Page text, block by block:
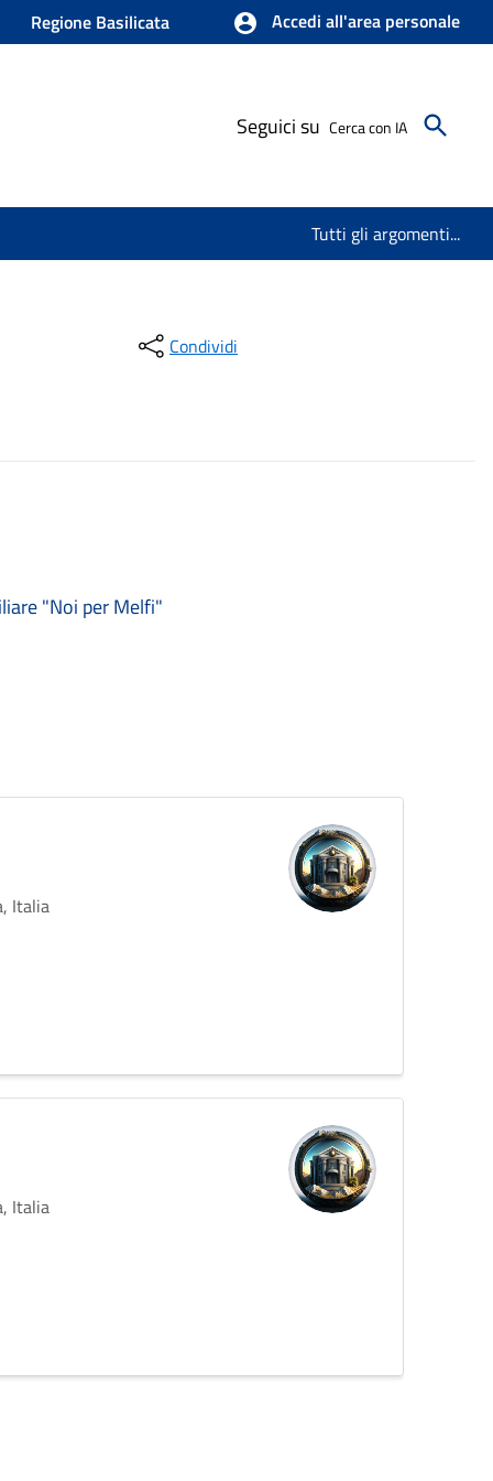
Regione Basilicata Accedi all'area personale
Seguici su Cerca con IA
Tutti gli argomenti...
Condividi
"Noi per Melfi"
Italia
Italia